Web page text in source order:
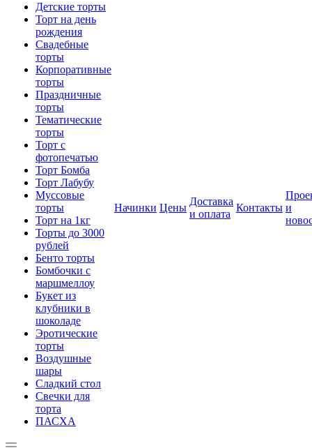
Детские торты
Торт на день
рождения
Свадебные
торты
Корпоративные
торты
Праздничные
торты
Тематические
торты
Торт с
фотопечатью
Торт Бомба
Торт Лабубу
Муссовые
торты
Торт на 1кг
Торты до 3000
рублей
Бенто торты
Бомбочки с
маршмеллоу
Букет из
клубники в
шоколаде
Эротические
торты
Воздушные
шары
Сладкий стол
Свечки для
торта
ПАСХА
Начинки Цены
Доставка
и оплата
Контакты и